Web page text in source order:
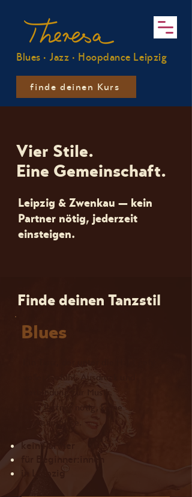
finde deinen Kurs
Blues · Jazz · Hoopdance Leipzig
Vier Stile.
Eine Gemeinschaft.
Leipzig & Zwenkau — kein
Partner nötig, jederzeit
einsteigen.
Finde deinen Tanzstil
Blues
kein Partner